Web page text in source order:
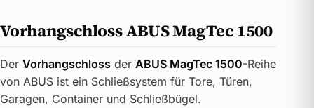
Vorhangschloss ABUS MagTec 1500
Der Vorhangschloss der ABUS MagTec 1500-Reihe
von ABUS ist ein Schließsystem für Tore, Türen,
Garagen, Container und Schließbügel.